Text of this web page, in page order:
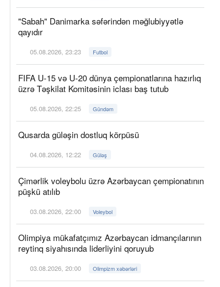
"Sabah" Danimarka səfərindən məğlubiyyətlə
qayıdır
05.08.2026, 23:23 Futbol
FIFA U-15 və U-20 dünya çempionatlarına hazırlıq
üzrə Təşkilat Komitəsinin iclası baş tutub
05.08.2026, 22:25 Gündəm
Qusarda güləşin dostluq körpüsü
04.08.2026, 12:22 Güləş
Çimərlik voleybolu üzrə Azərbaycan çempionatının
püşkü atılıb
03.08.2026, 22:00 Voleybol
Olimpiya mükafatçımız Azərbaycan idmançılarının
reytinq siyahısında liderliyini qoruyub
03.08.2026, 20:00 Olimpizm xəbərləri